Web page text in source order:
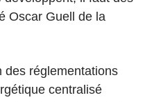
Oscar Guell de la
des réglementations
centralisé